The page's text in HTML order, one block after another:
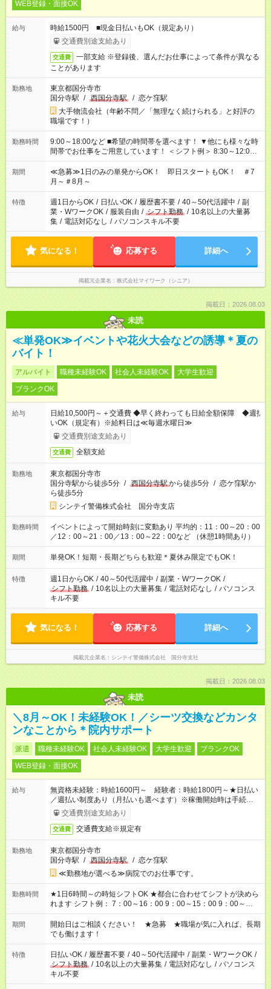
WEB登録・面接OK
給与
時給1500円 ■現金日払いもOK（規定あり）
交通費別途支給あり
交通費
一部支給 ※登録後、選んだお仕事によって条件が異なる
ことがあります
勤務地
東京都国分寺市
国分寺駅 / 西国分寺駅 / 恋ケ窪駅
大手物流会社（年齢不問／「無理なく続けられる」と好評の
職場です！）
勤務時間
9:00～18:00など ■希望の時間帯を選べます！ ▼他にも様々な時
間帯でお仕事をご用意しています！ ＜シフト例＞ 8:30～12:00
17:00～22:00 13:00～22:00 22:00～翌6:00 など
期間
≪急募≫1日のみの単発からOK！ 即日スタートもOK！ ＃7
月～＃8月～
特徴 週1日からOK / 日払いOK / 履歴書不要 / 40～50代活躍中 / 副
業・WワークOK / 服装自由 / シフト勤務 / 10名以上の大量募
集 / 電話対応なし / パソコンスキル不要
気になる！ 応募する 詳細へ
掲載元企業名 株式会社マイワーク（シニア）
掲載日：2026.08.03
未読
≪単発OK≫イベントや花火大会などの誘導＊夏の
バイト！
アルバイト 職種未経験OK 社会人未経験OK
大学生歓迎
ブランクOK
給与
日給10,500円～＋交通費 ◆早く終わっても日給全額保障 ◆週払
いOK（規定有）※給料日は≪毎週水曜日≫
交通費別途支給あり
交通費 全額支給
勤務地
東京都国分寺市
国分寺駅から徒歩5分 / 西国分寺駅から徒歩5分 / 恋ケ窪駅か
ら徒歩5分
シンテイ警備株式会社 国分寺支店
勤務時間
イベントによって開始時刻に変動あり 平均的：11：00～20：00
／12：00～21：00／13：00～22：00など （休憩1時間あり）
期間 単発OK！短期・長期どちらも歓迎＊夏休み限定でもOK！
特徴 週1日からOK / 40～50代活躍中 / 副業・WワークOK /
シフト勤務 / 10名以上の大量募集 / 電話対応なし / パソコンス
キル不要
気になる！ 応募する 詳細へ
掲載元企業名 シンテイ警備株式会社 国分寺支社
掲載日：2026.08.03
未読
＼8月～OK！未経験OK！／シーツ交換などカンタ
ンなことから＊院内サポート
派遣 職種未経験OK 社会人未経験OK 大学生歓迎
ブランクOK
WEB登録・面接OK
給与
無資格未経験：時給1600円～ 経験者：時給1800円～★日払い
／週払い制度あり（月払いも選べます）※稼働開始時は手続き完
了次第のお支払いとなります。
交通費別途支給あり
交通費 交通費支給※規定有
勤務地
東京都国分寺市
国分寺駅 / 西国分寺駅 / 恋ケ窪駅
≪勤務地が選べる≫病院でのお仕事です。
勤務時間
★1日6時間～の時短シフトOK ★都合に合わせてシフトが決めら
れます シフト例： 7：00～16：00 9：00～15：00 9：00～
18：00 11：00～20：00 など ※Wワークの場合、他のお仕事と
合わせ週40時間超の就業はご案内できません ※法令に基づき、
週20時間以上勤務は社会保険への加入対象となります ※労働者
派遣法（日雇い派遣の原則禁止）により、短時間・短期間の就
業はご案内が難しい場合があります
期間
開始日はご相談ください！ ★急募 ★職場が気に入れば、長期
でも働けます！
特徴 日払いOK / 履歴書不要 / 40～50代活躍中 / 副業・WワークOK /
シフト勤務 / 10名以上の大量募集 / 電話対応なし / パソコンス
キル不要